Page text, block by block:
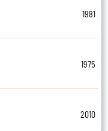
1981
1975
2010